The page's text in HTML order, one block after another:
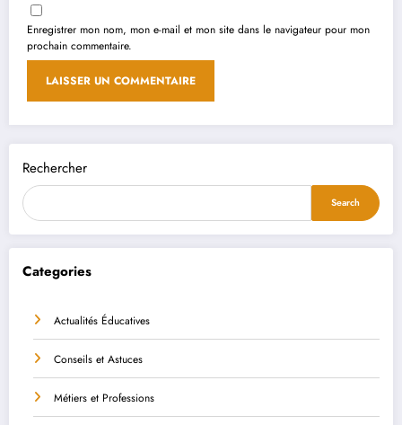
Rechercher
Search
Categories
Actualités Éducatives
Conseils et Astuces
Métiers et Professions
Enregistrer mon nom, mon e-mail et mon site dans le navigateur pour mon
prochain commentaire.